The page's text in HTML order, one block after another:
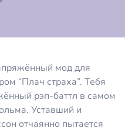
мод для
“Плач страха”. Тебя
рэп-баттл в самом
Уставший и
отчаянно пытается